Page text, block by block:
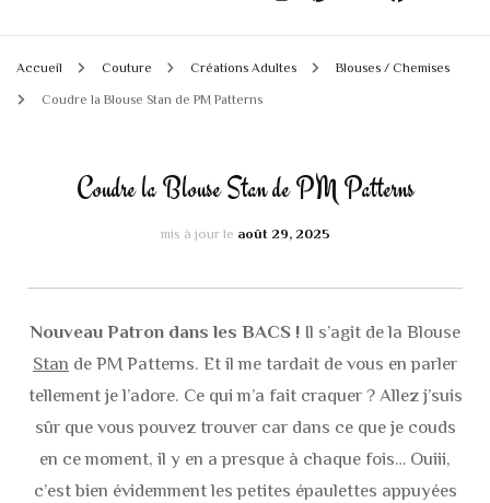
Accueil Couture Créations Adultes Blouses / Chemises
Coudre la Blouse Stan de PM Patterns
Coudre la Blouse Stan de PM Patterns
mis à jour le août 29, 2025
Nouveau Patron dans les BACS ! Il s’agit de la Blouse
Stan de PM Patterns. Et il me tardait de vous en parler
tellement je l’adore. Ce qui m’a fait craquer ? Allez j’suis
sûr que vous pouvez trouver car dans ce que je couds
en ce moment, il y en a presque à chaque fois… Ouiii,
c’est bien évidemment les petites épaulettes appuyées